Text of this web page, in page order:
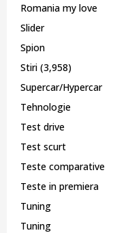
Romania my love
Slider
Spion
Stiri (3,958)
Supercar/Hypercar
Tehnologie
Test drive
Test scurt
Teste comparative
Teste in premiera
Tuning
Tuning